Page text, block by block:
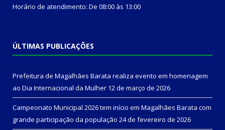
Horário de atendimento: De 08:00 às 13:00
ÚLTIMAS PUBLICAÇÕES
Prefeitura de Magalhães Barata realiza evento em homenagem
ao Dia Internacional da Mulher 12 de março de 2026
Campeonato Municipal 2026 tem início em Magalhães Barata com
grande participação da população 24 de fevereiro de 2026